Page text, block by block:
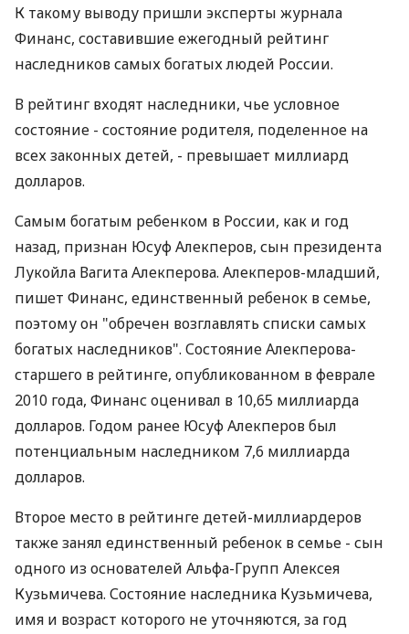
К такому выводу пришли эксперты журнала
Финанс, составившие ежегодный рейтинг
наследников самых богатых людей России.
В рейтинг входят наследники, чье условное
состояние - состояние родителя, поделенное на
всех законных детей, - превышает миллиард
долларов.
Самым богатым ребенком в России, как и год
назад, признан Юсуф Алекперов, сын президента
Лукойла Вагита Алекперова. Алекперов-младший,
пишет Финанс, единственный ребенок в семье,
поэтому он "обречен возглавлять списки самых
богатых наследников". Состояние Алекперова-
старшего в рейтинге, опубликованном в феврале
2010 года, Финанс оценивал в 10,65 миллиарда
долларов. Годом ранее Юсуф Алекперов был
потенциальным наследником 7,6 миллиарда
долларов.
Второе место в рейтинге детей-миллиардеров
также занял единственный ребенок в семье - сын
одного из основателей Альфа-Групп Алексея
Кузьмичева. Состояние наследника Кузьмичева,
имя и возраст которого не уточняются, за год